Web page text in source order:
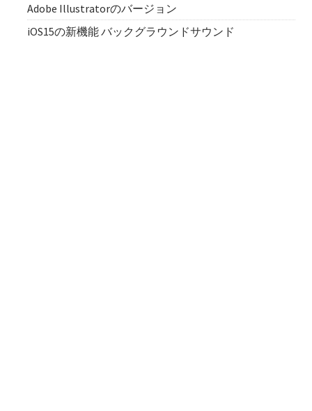
Adobe Illustratorのバージョン
iOS15の新機能 バックグラウンドサウンド